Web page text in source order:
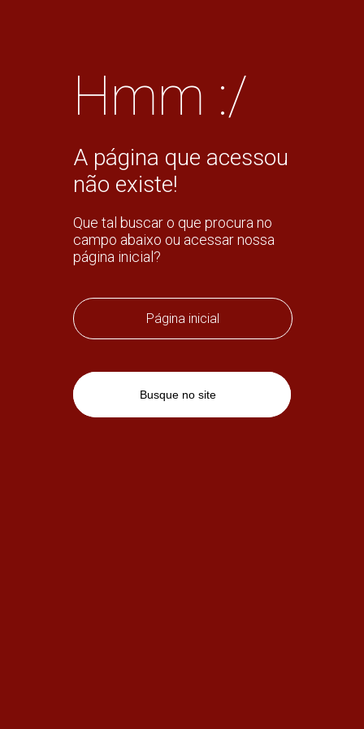
Hmm :/
A página que acessou
não existe!
Que tal buscar o que procura no
campo abaixo ou acessar nossa
página inicial?
Página inicial